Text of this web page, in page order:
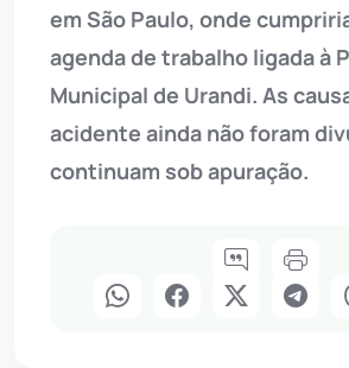
em São Paulo, onde
agenda de trabalho ligada à
Municipal de Urandi. As
acidente ainda não foram
continuam sob apuração.